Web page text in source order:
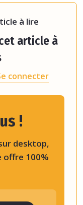
à lire
article à
connecter
!
desktop,
100%